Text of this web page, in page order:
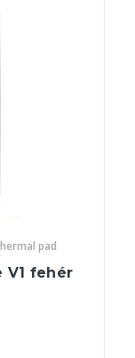
pad
V1 fehér